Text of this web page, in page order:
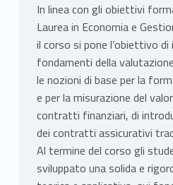
In linea con gli obiettivi
Laurea in Economia e
il corso si pone l’obiettivo
fondamenti della
le nozioni di base per la
e per la misurazione del
contratti finanziari, di
dei contratti assicurativi
Al termine del corso gli
sviluppato una solida e